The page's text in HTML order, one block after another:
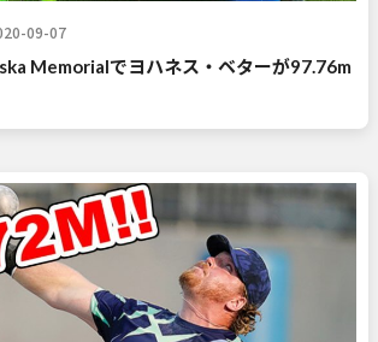
09-07
Memorialでヨハネス・ベターが97.76m